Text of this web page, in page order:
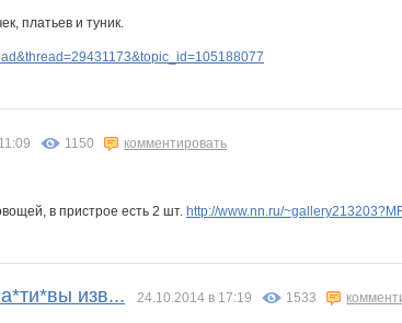
1150 комментировать
в пристрое есть 2 шт. http://www.nn.ru/
изв... 24.10.2014 в 17:19 1533